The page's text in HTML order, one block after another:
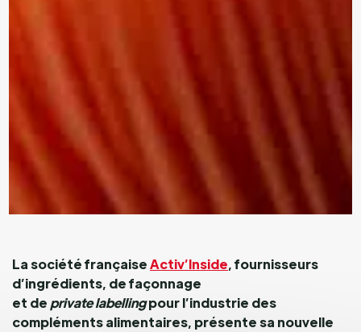
La société françaiseActiv’Inside, fournisseurs
d’ingrédients, de façonnage
et de private labellingpour l’industrie des
compléments alimentaires, présente sa nouvelle